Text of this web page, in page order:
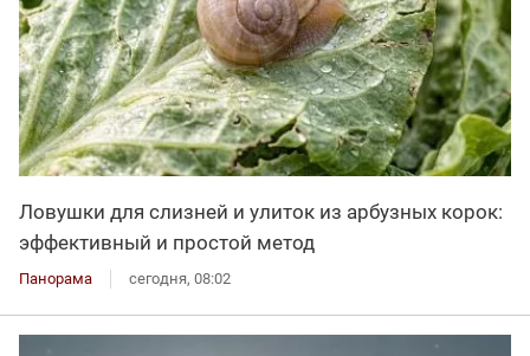
Ловушки для слизней и улиток из арбузных корок:
эффективный и простой метод
Панорама сегодня, 08:02